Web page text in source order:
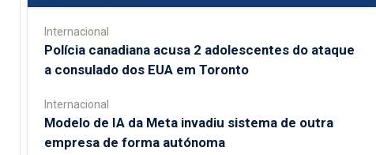
Internacional
Polícia canadiana acusa 2 adolescentes do ataque
a consulado dos EUA em Toronto
Internacional
Modelo de IA da Meta invadiu sistema de outra
empresa de forma autónoma